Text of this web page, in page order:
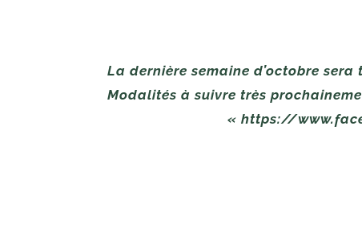
La dernière semaine d’octobre sera
Modalités à suivre très
« https://